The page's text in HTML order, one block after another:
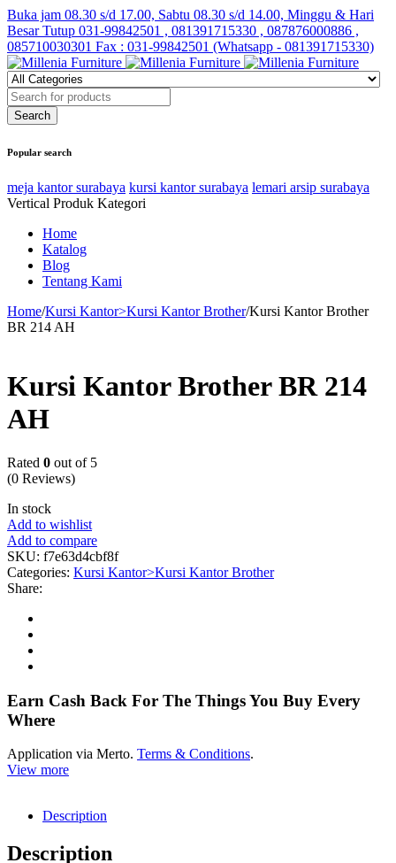
Buka jam 08.30 s/d 17.00, Sabtu 08.30 s/d 14.00, Minggu & Hari
Besar Tutup 031-99842501 , 081391715330 , 087876000886 ,
085710030301 Fax : 031-99842501 (Whatsapp - 081391715330)
Popular search
meja kantor surabaya kursi kantor surabaya lemari arsip surabaya
Vertical Produk Kategori
Home
Katalog
Blog
Tentang Kami
Home/Kursi Kantor>Kursi Kantor Brother/Kursi Kantor Brother
BR 214 AH
Kursi Kantor Brother BR 214
AH
Rated 0 out of 5
(0 Reviews)
In stock
Add to wishlist
Add to compare
SKU: f7e63d4cbf8f
Categories: Kursi Kantor>Kursi Kantor Brother
Share:
Earn Cash Back For The Things You Buy Every
Where
Application via Merto. Terms & Conditions.
View more
Description
Description